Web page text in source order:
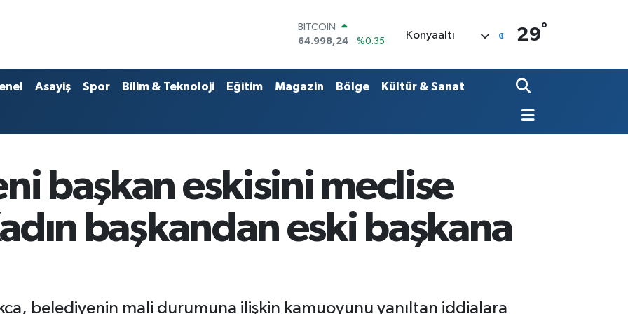
DOLAR
47,7436
%0.18
55,2510
%0.32
STERLİN
BITCOIN
64.998,24
%0.35
Konyaaltı 29°
Asayiş Spor Bilim & Teknoloji Eğitim Magazin Bölge Kültür & Sanat
başkan eskisini meclise
başkandan eski başkana
belediyenin mali durumuna ilişkin kamuoyunu yanıltan iddialara